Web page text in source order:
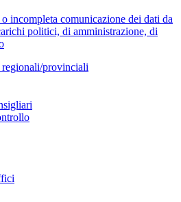
incompleta comunicazione dei dati da
politici, di amministrazione, di
provinciali